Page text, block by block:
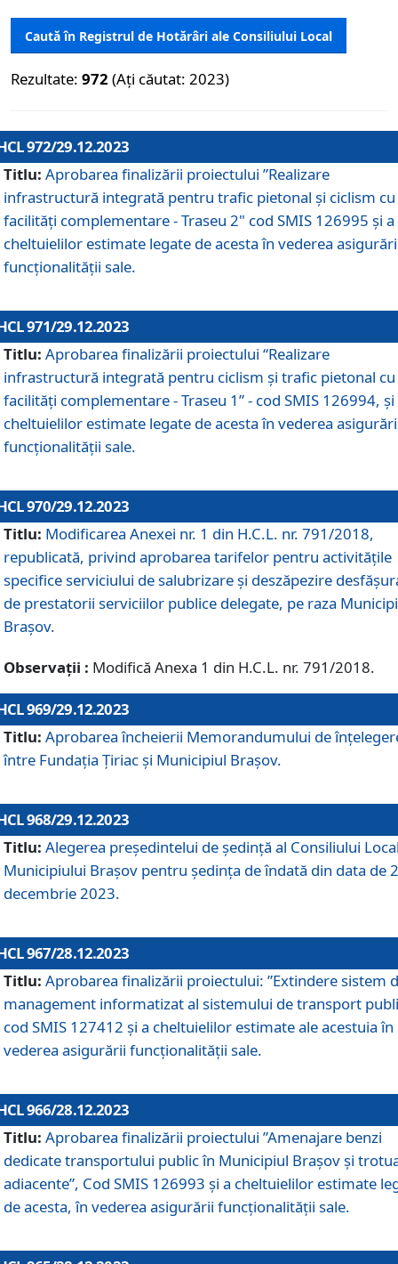
Caută în Registrul de Hotărâri ale Consiliului Local
Rezultate: 972 (Ați căutat: 2023)
972/29.12.2023
Titlu: Aprobarea finalizării proiectului ”Realizare
infrastructură integrată pentru trafic pietonal și ciclism cu
facilități complementare - Traseu 2" cod SMIS 126995 și a
cheltuielilor estimate legate de acesta în vederea
funcționalității sale.
971/29.12.2023
Titlu: Aprobarea finalizării proiectului “Realizare
infrastructură integrată pentru ciclism şi trafic pietonal cu
facilităţi complementare - Traseu 1” - cod SMIS 126994, și
cheltuielilor estimate legate de acesta în vederea
funcționalității sale.
970/29.12.2023
Titlu: Modificarea Anexei nr. 1 din H.C.L. nr. 791/2018,
republicată, privind aprobarea tarifelor pentru activitățile
specifice serviciului de salubrizare și deszăpezire
de prestatorii serviciilor publice delegate, pe raza
Brașov.
Observații : Modifică Anexa 1 din H.C.L. nr. 791/2018.
969/29.12.2023
Titlu: Aprobarea încheierii Memorandumului de
între Fundația Țiriac și Municipiul Brașov.
968/29.12.2023
Titlu: Alegerea preşedintelui de şedinţă al Consiliului
Municipiului Braşov pentru ședința de îndată din data de
decembrie 2023.
967/28.12.2023
Titlu: Aprobarea finalizării proiectului: ”Extindere sistem
management informatizat al sistemului de transport
cod SMIS 127412 și a cheltuielilor estimate ale acestuia în
vederea asigurării funcționalității sale.
966/28.12.2023
Titlu: Aprobarea finalizării proiectului ”Amenajare benzi
dedicate transportului public în Municipiul Brașov şi
adiacente”, Cod SMIS 126993 și a cheltuielilor estimate
de acesta, în vederea asigurării funcționalității sale.